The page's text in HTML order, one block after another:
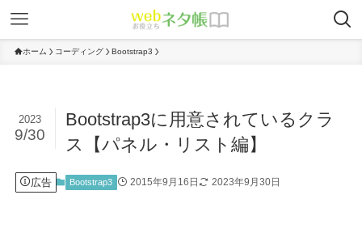
ホーム コーディング Bootstrap3
Bootstrap3に用意されているクラ
ス【パネル・リスト編】
2023
9/30
広告 Bootstrap3 2015年9月16日 2023年9月30日